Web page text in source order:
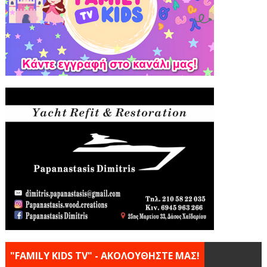
"FAMILY KIDS TV" - ΑΚΟΛΟΥΘΗΣΤΕ ΜΑΣ!